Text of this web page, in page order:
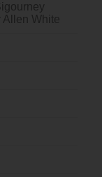
Allen White